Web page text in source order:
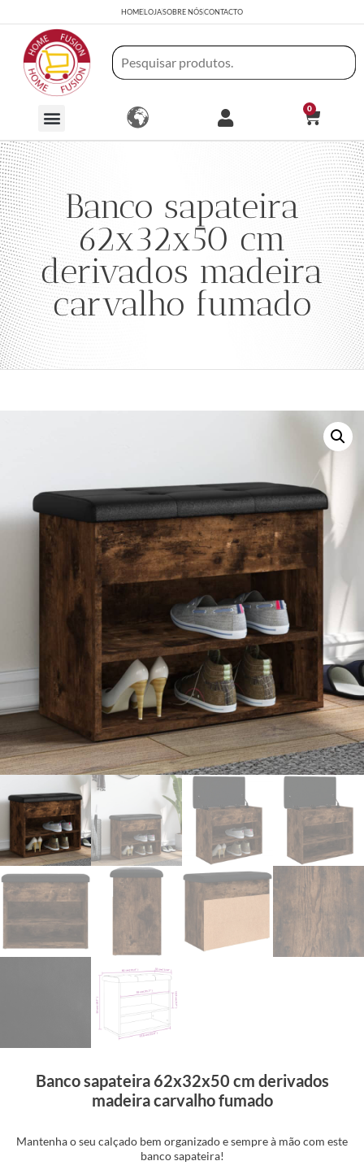
HOMELOJASOBRE NÓSCONTACTO
0
Banco sapateira
62x32x50 cm
derivados madeira
carvalho fumado
Banco sapateira 62x32x50 cm derivados
madeira carvalho fumado
Mantenha o seu calçado bem organizado e sempre à mão com este
banco sapateira!